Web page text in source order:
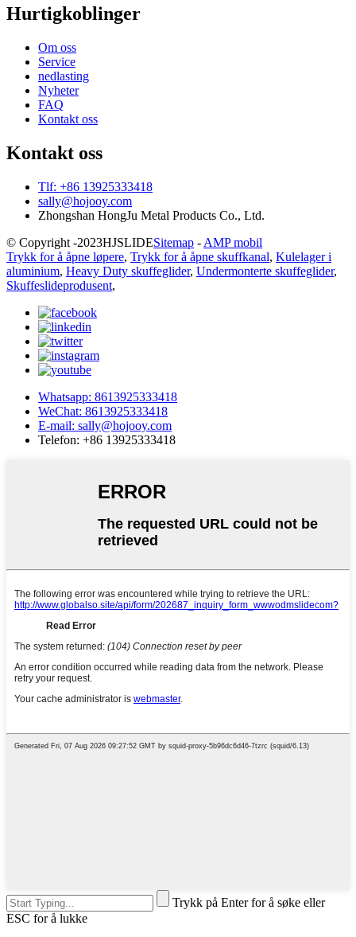
Hurtigkoblinger
Om oss
Service
nedlasting
Nyheter
FAQ
Kontakt oss
Kontakt oss
Tlf: +86 13925333418
sally@hojooy.com
Zhongshan HongJu Metal Products Co., Ltd.
© Copyright -2023HJSLIDESitemap - AMP mobil
Trykk for å åpne løpere, Trykk for å åpne skuffkanal, Kulelager i
aluminium, Heavy Duty skuffeglider, Undermonterte skuffeglider,
Skuffeslideprodusent,
Whatsapp: 8613925333418
WeChat: 8613925333418
E-mail: sally@hojooy.com
Telefon: +86 13925333418
Trykk på Enter for å søke eller
ESC for å lukke